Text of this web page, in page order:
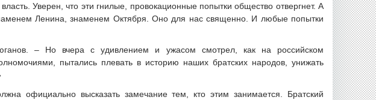
Уверен, что эти гнилые, провокационные попытки общество отвергнет. А
Ленина, знаменем Октября. Оно для нас священно. И любые попытки
– Но вчера с удивлением и ужасом смотрел, как на российском
пытались плевать в историю наших братских народов, унижать
официально высказать замечание тем, кто этим занимается. Братский